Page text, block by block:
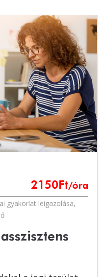
2150 Ft/óra
gyakorlat leigazolása,